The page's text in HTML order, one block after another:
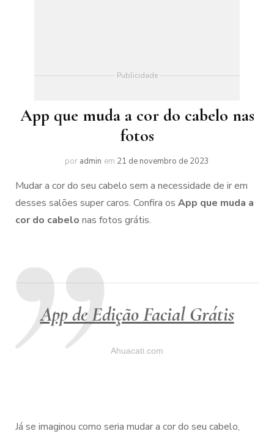
Publicidade
App que muda a cor do cabelo nas
fotos
por admin em 21 de novembro de 2023
Mudar a cor do seu cabelo sem a necessidade de ir em
desses salões super caros. Confira os App que muda a
cor do cabelo nas fotos grátis.
App de Edição Facial Grátis
Ahuacati.com
Já se imaginou como seria mudar a cor do seu cabelo,